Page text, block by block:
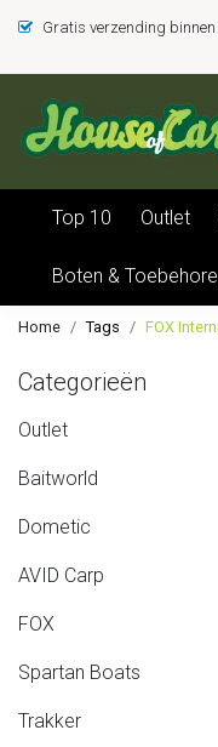
Gratis verzending
Top 10 Outlet
Boten &
Home Tags FOX
Categorieën
Outlet
Baitworld
Dometic
AVID Carp
FOX
Spartan Boats
Trakker